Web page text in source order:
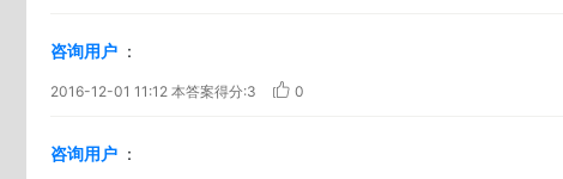
咨询用户 ：
2016-12-01 11:12 本答案得分:3 0
咨询用户 ：